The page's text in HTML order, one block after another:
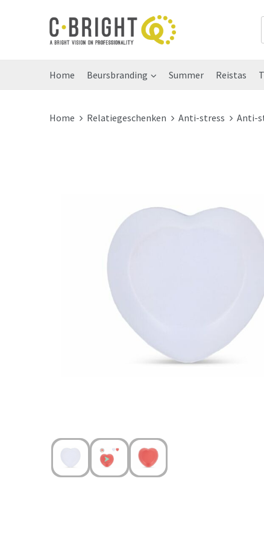
Home Beursbranding Summer Reistas
Home Relatiegeschenken Anti-stress Anti-